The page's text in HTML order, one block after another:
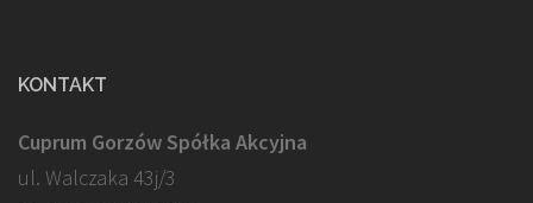
KONTAKT
Cuprum Gorzów Spółka Akcyjna
ul. Walczaka 43j/3